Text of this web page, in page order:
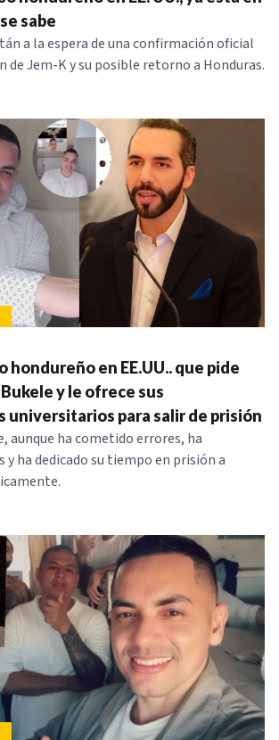
NOTICIAS
SERIES
sabe
a la espera de una confirmación oficial
de Jem-K y su posible retorno a Honduras.
hondureño en EE.UU.. que pide
y le ofrece sus
universitarios para salir de prisión
aunque ha cometido errores, ha
y ha dedicado su tiempo en prisión a